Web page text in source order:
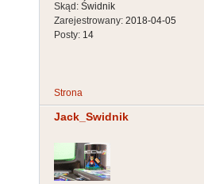
Skąd: Świdnik
Zarejestrowany: 2018-04-05
Posty: 14
Strona
Jack_Swidnik